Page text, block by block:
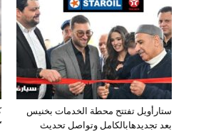
ستارأويل تفتتح محطة الخدمات بخنيس
بعد تجديدهابالكامل وتواصل تحديث